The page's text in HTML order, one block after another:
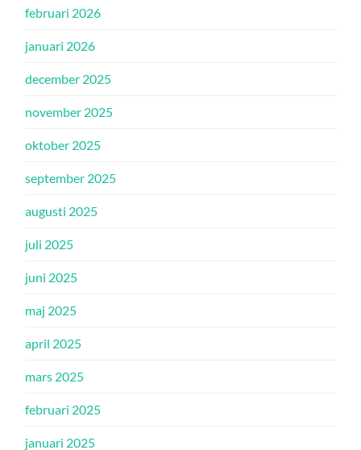
februari 2026
januari 2026
december 2025
november 2025
oktober 2025
september 2025
augusti 2025
juli 2025
juni 2025
maj 2025
april 2025
mars 2025
februari 2025
januari 2025